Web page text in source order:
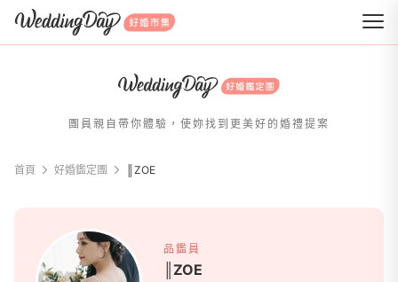
WeddingDay 好婚市集
團員親自帶你體驗，使妳找到更美好的婚禮提案
首頁 好婚鑑定團 ║ZOE
║ZOE
品鑑員
║ZOE